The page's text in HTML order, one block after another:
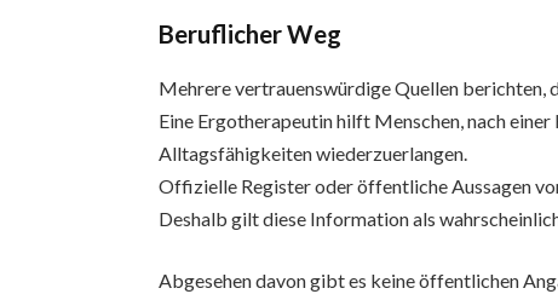
Beruflicher Weg
Mehrere vertrauenswürdige Quellen berichten,
Eine Ergotherapeutin hilft Menschen, nach
Alltagsfähigkeiten wiederzuerlangen.
Offizielle Register oder öffentliche Aussagen
Deshalb gilt diese Information als
Abgesehen davon gibt es keine öffentlichen